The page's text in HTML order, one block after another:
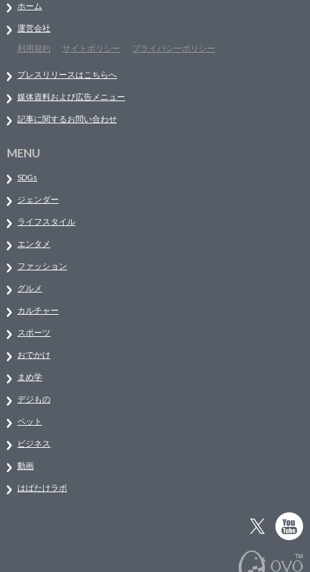
ホーム
運営会社
利用規約
サイトポリシー プライバシーポリシー
プレスリリースはこちらへ
媒体資料および広告メニュー
記事に関するお問い合わせ
MENU
SDGs
ジェンダー
ライフスタイル
エンタメ
ファッション
グルメ
カルチャー
スポーツ
おでかけ
まめ学
デジもの
ペット
ビジネス
動画
はばたけラボ